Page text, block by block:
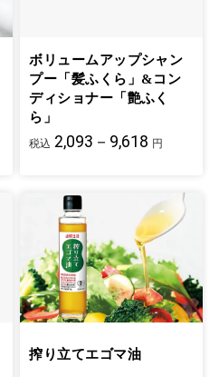
ボリュームアップシャン
プー「髪ふくら」&コン
ディショナー「艶ふく
ら」
税込 2,093－9,618 円
搾り立てエゴマ油